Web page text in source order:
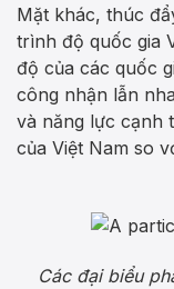
Mặt khác, thúc
trình độ quốc gia
độ của các quốc
công nhận lẫn
và năng lực cạnh
của Việt Nam so
Các đại biểu